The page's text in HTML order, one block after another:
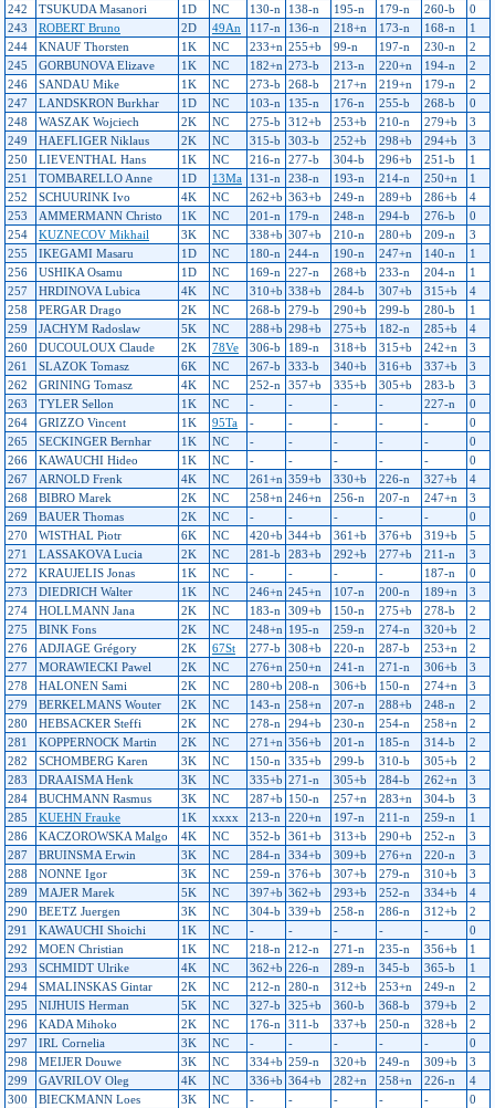
242
TSUKUDA Masanori 1D NC 130-n 138-n 195-n 179-n 260-b
0
243
ROBERT Bruno 2D 49An 117-n 136-n 218+n 173-n 168-n
1
244
KNAUF Thorsten 1K NC 233+n 255+b 99-n 197-n 230-n
2
245
GORBUNOVA Elizave 1K NC 182+n 273-b 213-n 220+n 194-n
2
246
SANDAU Mike 1K NC 273-b 268-b 217+n 219+n 179-n
2
247
LANDSKRON Burkhar 1D NC 103-n 135-n 176-n 255-b 268-b
0
248
WASZAK Wojciech 2K NC 275-b 312+b 253+b 210-n 279+b
3
249
HAEFLIGER Niklaus 2K NC 315-b 303-b 252+b 298+b 294+b
3
250
LIEVENTHAL Hans 1K NC 216-n 277-b 304-b 296+b 251-b
1
251
TOMBARELLO Anne 1D 13Ma 131-n 238-n 193-n 214-n 250+n
1
252
SCHUURINK Ivo 4K NC 262+b 363+b 249-n 289+b 286+b
4
253
AMMERMANN Christo 1K NC 201-n 179-n 248-n 294-b 276-b
0
254
KUZNECOV Mikhail 3K NC 338+b 307+b 210-n 280+b 209-n
3
255
IKEGAMI Masaru 1D NC 180-n 244-n 190-n 247+n 140-n
1
256
USHIKA Osamu 1D NC 169-n 227-n 268+b 233-n 204-n
1
257
HRDINOVA Lubica 4K NC 310+b 338+b 284-b 307+b 315+b
4
258
PERGAR Drago 2K NC 268-b 279-b 290+b 299-b 280-b
1
259
JACHYM Radoslaw 5K NC 288+b 298+b 275+b 182-n 285+b
4
260
DUCOULOUX Claude 2K 78Ve 306-b 189-n 318+b 315+b 242+n
3
261
SLAZOK Tomasz 6K NC 267-b 333-b 340+b 316+b 337+b
3
262
GRINING Tomasz 4K NC 252-n 357+b 335+b 305+b 283-b
3
263
TYLER Sellon 1K NC - - - - 227-n
0
264
GRIZZO Vincent 1K 95Ta - - - - -
0
265
SECKINGER Bernhar 1K NC - - - - -
0
266
KAWAUCHI Hideo 1K NC - - - - -
0
267
ARNOLD Frenk 4K NC 261+n 359+b 330+b 226-n 327+b
4
268
BIBRO Marek 2K NC 258+n 246+n 256-n 207-n 247+n
3
269
BAUER Thomas 2K NC - - - - -
0
270
WISTHAL Piotr 6K NC 420+b 344+b 361+b 376+b 319+b
5
271
LASSAKOVA Lucia 2K NC 281-b 283+b 292+b 277+b 211-n
3
272
KRAUJELIS Jonas 1K NC - - - - 187-n
0
273
DIEDRICH Walter 1K NC 246+n 245+n 107-n 200-n 189+n
3
274
HOLLMANN Jana 2K NC 183-n 309+b 150-n 275+b 278-b
2
275
BINK Fons 2K NC 248+n 195-n 259-n 274-n 320+b
2
276
ADJIAGE Grégory 2K 67St 277-b 308+b 220-n 287-b 253+n
2
277
MORAWIECKI Pawel 2K NC 276+n 250+n 241-n 271-n 306+b
3
278
HALONEN Sami 2K NC 280+b 208-n 306+b 150-n 274+n
3
279
BERKELMANS Wouter 2K NC 143-n 258+n 207-n 288+b 248-n
2
280
HEBSACKER Steffi 2K NC 278-n 294+b 230-n 254-n 258+n
2
281
KOPPERNOCK Martin 2K NC 271+n 356+b 201-n 185-n 314-b
2
282
SCHOMBERG Karen 3K NC 150-n 335+b 299-b 310-b 305+b
2
283
DRAAISMA Henk 3K NC 335+b 271-n 305+b 284-b 262+n
3
284
BUCHMANN Rasmus 3K NC 287+b 150-n 257+n 283+n 304-b
3
285
KUEHN Frauke 1K xxxx 213-n 220+n 197-n 211-n 259-n
1
286
KACZOROWSKA Malgo 4K NC 352-b 361+b 313+b 290+b 252-n
3
287
BRUINSMA Erwin 3K NC 284-n 334+b 309+b 276+n 220-n
3
288
NONNE Igor 3K NC 259-n 376+b 307+b 279-n 310+b
3
289
MAJER Marek 5K NC 397+b 362+b 293+b 252-n 334+b
4
290
BEETZ Juergen 3K NC 304-b 339+b 258-n 286-n 312+b
2
291
KAWAUCHI Shoichi 1K NC - - - - -
0
292
MOEN Christian 1K NC 218-n 212-n 271-n 235-n 356+b
1
293
SCHMIDT Ulrike 4K NC 362+b 226-n 289-n 345-b 365-b
1
294
SMALINSKAS Gintar 2K NC 212-n 280-n 312+b 253+n 249-n
2
295
NIJHUIS Herman 5K NC 327-b 325+b 360-b 368-b 379+b
2
296
KADA Mihoko 2K NC 176-n 311-b 337+b 250-n 328+b
2
297
IRL Cornelia 3K NC - - - - -
0
298
MEIJER Douwe 3K NC 334+b 259-n 320+b 249-n 309+b
3
299
GAVRILOV Oleg 4K NC 336+b 364+b 282+n 258+n 226-n
4
300
BIECKMANN Loes 3K NC - - - - -
0